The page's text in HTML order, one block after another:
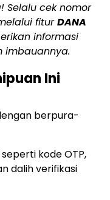
Selalu cek nomor
fiturDANA
informasi
imbauannya.
Ini
berpura-
kode OTP,
dalih verifikasi